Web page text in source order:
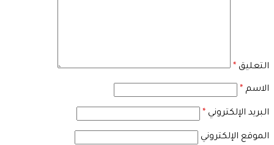
التعليق *
الاسم *
البريد الإلكتروني *
الموقع الإلكتروني